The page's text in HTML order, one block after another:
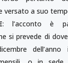
versato a suo
: l’acconto è
si prevede di